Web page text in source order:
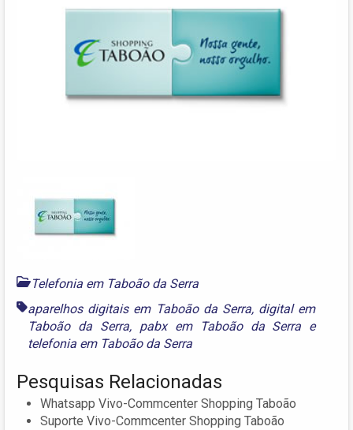
Telefonia em Taboão da Serra
aparelhos digitais em Taboão da Serra, digital em
Taboão da Serra, pabx em Taboão da Serra e
telefonia em Taboão da Serra
Pesquisas Relacionadas
Whatsapp Vivo-Commcenter Shopping Taboão
Suporte Vivo-Commcenter Shopping Taboão